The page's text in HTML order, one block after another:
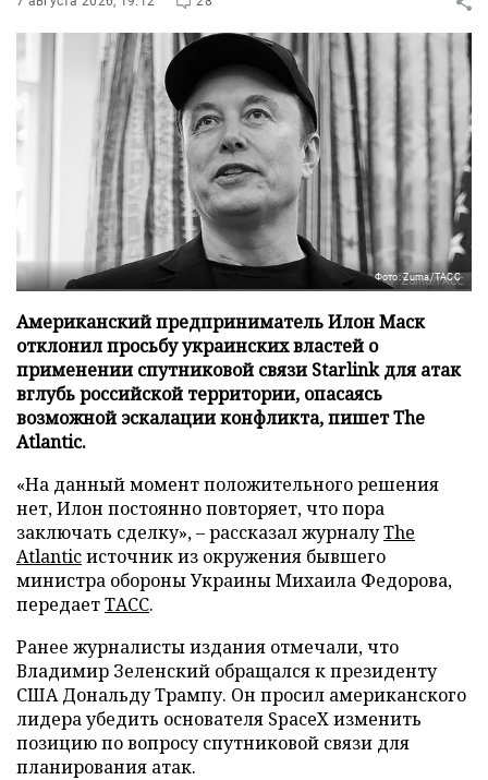
Фото: Zuma/ТАСС
Американский предприниматель Илон Маск
отклонил просьбу украинских властей о
применении спутниковой связи Starlink для атак
вглубь российской территории, опасаясь
возможной эскалации конфликта, пишет The
Atlantic.
«На данный момент положительного решения
нет, Илон постоянно повторяет, что пора
заключать сделку», – рассказал журналуThe
Atlanticисточник из окружения бывшего
министра обороны Украины Михаила Федорова,
передаетТАСС.
Ранее журналисты издания отмечали, что
Владимир Зеленский обращался к президенту
США Дональду Трампу. Он просил американского
лидера убедить основателя SpaceX изменить
позицию по вопросу спутниковой связи для
планирования атак.